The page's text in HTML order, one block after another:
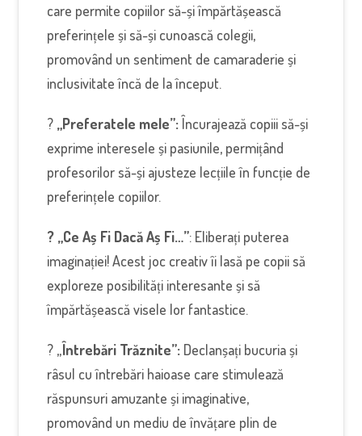
care permite copiilor să-și împărtășească
preferințele și să-și cunoască colegii,
promovând un sentiment de camaraderie și
inclusivitate încă de la început.
? „Preferatele mele”: Încurajează copiii să-și
exprime interesele și pasiunile, permițând
profesorilor să-și ajusteze lecțiile în funcție de
preferințele copiilor.
? „Ce Aș Fi Dacă Aș Fi…”: Eliberați puterea
imaginației! Acest joc creativ îi lasă pe copii să
exploreze posibilități interesante și să
împărtășească visele lor fantastice.
? „Întrebări Trăznite”: Declanșați bucuria și
râsul cu întrebări haioase care stimulează
răspunsuri amuzante și imaginative,
promovând un mediu de învățare plin de